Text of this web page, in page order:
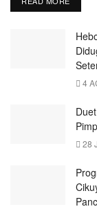
4
28